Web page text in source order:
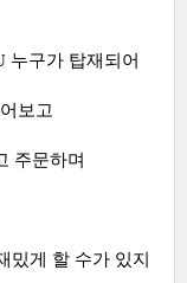
누구가 탑재되어
보고
주문하며
밌게 할 수가 있지